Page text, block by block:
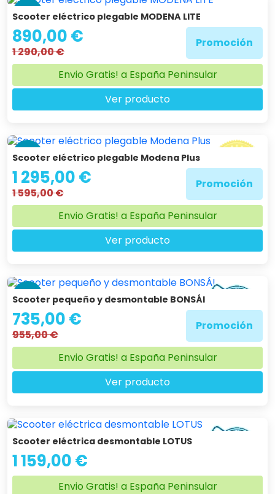
-31 %
Scooter eléctrico plegable MODENA LITE
890,00 €
1 290,00 €
Promoción
Envio Gratis! a España Peninsular
Ver producto
-19 %
Scooter eléctrico plegable Modena Plus
1 295,00 €
1 595,00 €
Promoción
Envio Gratis! a España Peninsular
Ver producto
-23 %
Scooter pequeño y desmontable BONSÁI
735,00 €
955,00 €
Promoción
Envio Gratis! a España Peninsular
Ver producto
Scooter eléctrica desmontable LOTUS
1 159,00 €
Envio Gratis! a España Peninsular